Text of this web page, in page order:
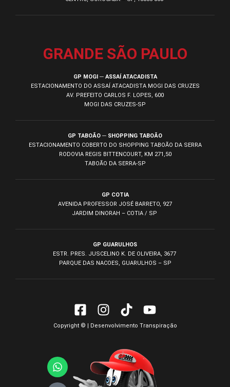
GRANDE SÃO PAULO
GP MOGI ─ ASSAÍ ATACADISTA
ESTACIONAMENTO DO ASSAÍ ATACADISTA MOGI DAS CRUZES
AV. PREFEITO CARLOS F. LOPES, 600
MOGI DAS CRUZES-SP
GP TABOÃO ─ SHOPPING TABOÃO
ESTACIONAMENTO COBERTO DO SHOPPING TABOÃO DA SERRA
RODOVIA REGIS BITTENCOURT, KM 271,50
TABOÃO DA SERRA-SP
GP COTIA
AVENIDA PROFESSOR JOSÉ BARRETO, 927
JARDIM DINORAH – COTIA / SP
GP GUARULHOS
ESTR. PRES. JUSCELINO K. DE OLIVEIRA, 3677
PARQUE DAS NACOES, GUARULHOS – SP
Copyright © | Desenvolvimento Transpiração